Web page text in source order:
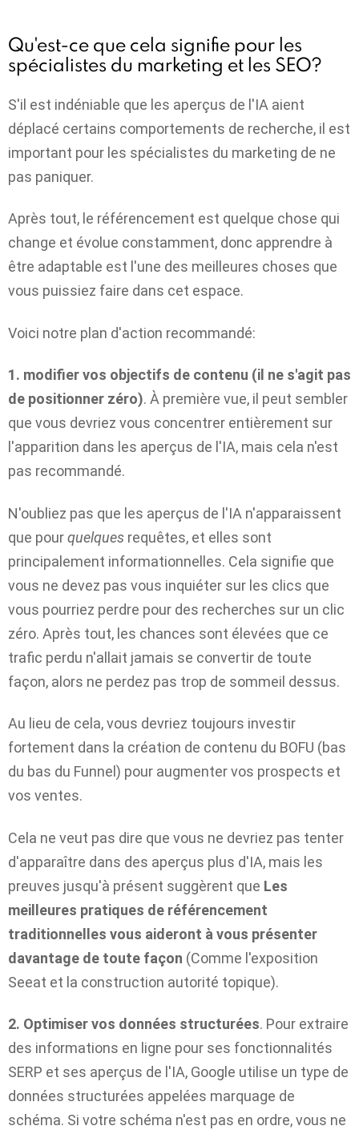
Qu'est-ce que cela signifie pour les
spécialistes du marketing et les SEO?
S'il est indéniable que les aperçus de l'IA aient
déplacé certains comportements de recherche, il est
important pour les spécialistes du marketing de ne
pas paniquer.
Après tout, le référencement est quelque chose qui
change et évolue constamment, donc apprendre à
être adaptable est l'une des meilleures choses que
vous puissiez faire dans cet espace.
Voici notre plan d'action recommandé:
1. modifier vos objectifs de contenu (il ne s'agit pas
de positionner zéro). À première vue, il peut sembler
que vous devriez vous concentrer entièrement sur
l'apparition dans les aperçus de l'IA, mais cela n'est
pas recommandé.
N'oubliez pas que les aperçus de l'IA n'apparaissent
que pourquelques requêtes, et elles sont
principalement informationnelles. Cela signifie que
vous ne devez pas vous inquiéter sur les clics que
vous pourriez perdre pour des recherches sur un clic
zéro. Après tout, les chances sont élevées que ce
trafic perdu n'allait jamais se convertir de toute
façon, alors ne perdez pas trop de sommeil dessus.
Au lieu de cela, vous devriez toujours investir
fortement dans la création de contenu du BOFU (bas
du bas du Funnel) pour augmenter vos prospects et
vos ventes.
Cela ne veut pas dire que vous ne devriez pas tenter
d'apparaître dans des aperçus plus d'IA, mais les
preuves jusqu'à présent suggèrent que Les
meilleures pratiques de référencement
traditionnelles vous aideront à vous présenter
davantage de toute façon (Comme l'exposition
Seeat et la construction autorité topique).
2. Optimiser vos données structurées. Pour extraire
des informations en ligne pour ses fonctionnalités
SERP et ses aperçus de l'IA, Google utilise un type de
données structurées appelées marquage de
schéma. Si votre schéma n'est pas en ordre, vous ne